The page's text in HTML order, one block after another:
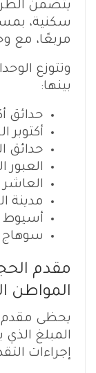
مربعًا، مع
وتتوزع
بينها:
حدائق
أكتوبر
حدائق
العبور
مدينة
أسيوط
سوهاج
مقدم
المواطن
يحظى مقدم
المبلغ الذي
إجراءات